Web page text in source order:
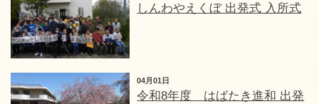
しんわやえくぼ 出発式 入所式
04月01日
令和8年度 はばたき進和 出発